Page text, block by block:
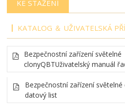
KE STAŽENÍ
KATALOG ＆ UŽIVATELSKÁ
Bezpečnostní zařízení světelné
clonyQBTUživatelský manuál
Bezpečnostní zařízení světelné
datový list